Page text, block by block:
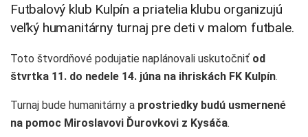
Futbalový klub Kulpín a priatelia klubu organizujú
veľký humanitárny turnaj pre deti v malom futbale.
Toto štvordňové podujatie naplánovali uskutočniť od
štvrtka 11. do nedele 14. júna na ihriskách FK Kulpín.
Turnaj bude humanitárny a prostriedky budú usmernené
na pomoc Miroslavovi Ďurovkovi z Kysáča.